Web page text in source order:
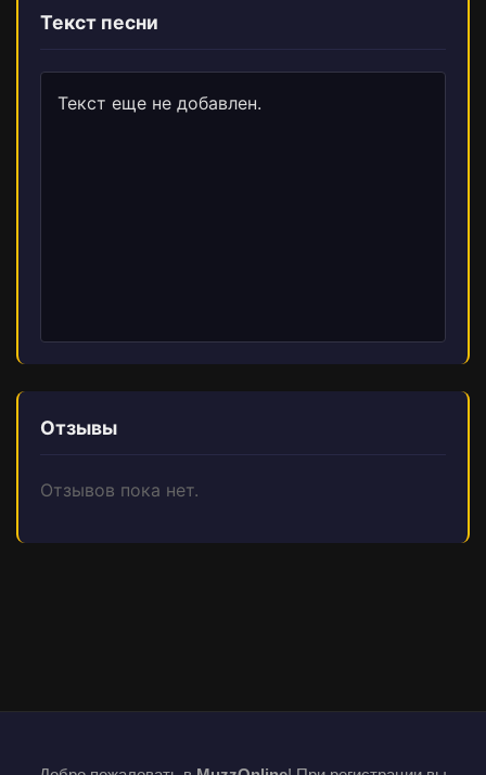
Текст песни
Текст еще не добавлен.
Отзывы
Отзывов пока нет.